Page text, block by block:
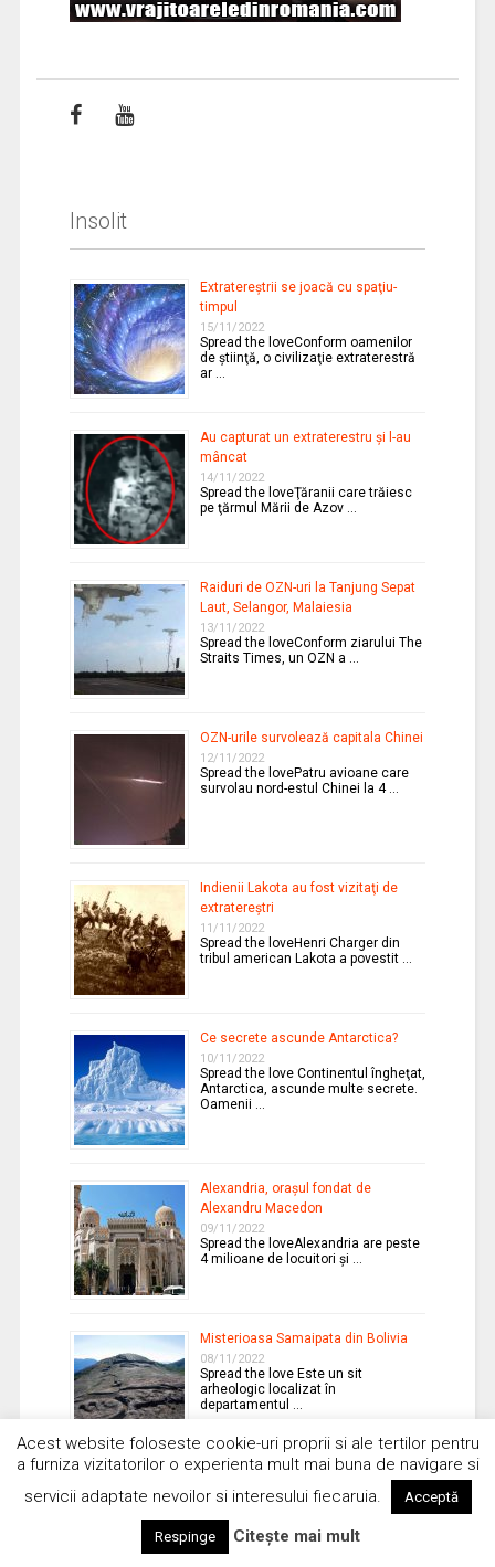
Insolit
Extratereştrii se joacă cu spaţiu-
timpul
15/11/2022
Spread the loveConform oamenilor
de ştiinţă, o civilizaţie extraterestră
ar …
Au capturat un extraterestru şi l-au
mâncat
14/11/2022
Spread the loveŢăranii care trăiesc
pe ţărmul Mării de Azov …
Raiduri de OZN-uri la Tanjung Sepat
Laut, Selangor, Malaiesia
13/11/2022
Spread the loveConform ziarului The
Straits Times, un OZN a …
OZN-urile survolează capitala Chinei
12/11/2022
Spread the lovePatru avioane care
survolau nord-estul Chinei la 4 …
Indienii Lakota au fost vizitaţi de
extratereştri
11/11/2022
Spread the loveHenri Charger din
tribul american Lakota a povestit …
Ce secrete ascunde Antarctica?
10/11/2022
Spread the love Continentul îngheţat,
Antarctica, ascunde multe secrete.
Oamenii …
Alexandria, oraşul fondat de
Alexandru Macedon
09/11/2022
Spread the loveAlexandria are peste
4 milioane de locuitori şi …
Misterioasa Samaipata din Bolivia
08/11/2022
Spread the love Este un sit
arheologic localizat în
departamentul …
Vehicole aeriene viitoare inspirate
07/11/2022
Spread the loveRăzboiul stelelor
Acest website foloseste cookie-uri proprii si ale tertilor pentru
a furniza vizitatorilor o experienta mult mai buna de navigare si
servicii adaptate nevoilor si interesului fiecaruia.
Acceptă
Respinge Citește mai mult